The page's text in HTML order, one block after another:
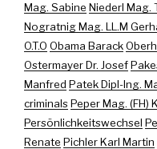
Mag. Sabine Niederl Mag.
Nogratnig Mag. LL.M
O.T.O Obama Barack
Ostermayer Dr. Josef
Manfred Patek Dipl-Ing.
criminalsPeper Mag. (FH)
Persönlichkeitswechsel
Renate Pichler Karl Martin